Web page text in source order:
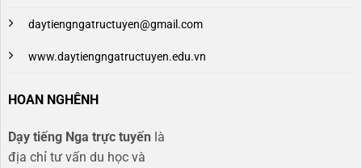
daytiengngatructuyen@gmail.com
www.daytiengngatructuyen.edu.vn
HOAN NGHÊNH
Dạy tiếng Nga trực tuyến là
địa chỉ tư vấn du học và